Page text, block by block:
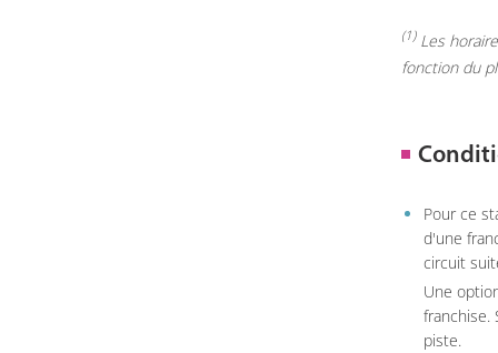
(1)Les
fonction du
Pour ce
d'une
circuit
Une
franchise.
piste.